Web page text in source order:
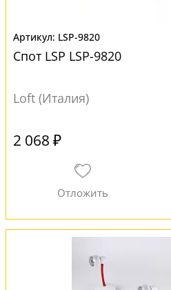
LSP-9820
Спот LSP LSP-9820
Loft (Италия)
2 068 ₽